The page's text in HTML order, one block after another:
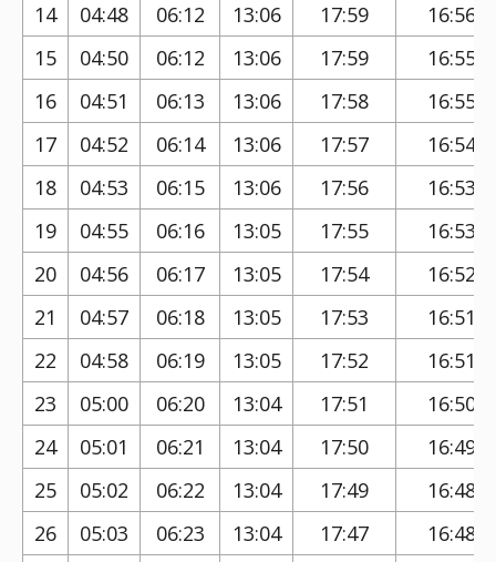
14
04:48 06:12 13:06 17:59
16:56
15
04:50 06:12 13:06 17:59
16:55
16
04:51 06:13 13:06 17:58
16:55
17
04:52 06:14 13:06 17:57
16:54
18
04:53 06:15 13:06 17:56
16:53
19
04:55 06:16 13:05 17:55
16:53
20
04:56 06:17 13:05 17:54
16:52
21
04:57 06:18 13:05 17:53
16:51
22
04:58 06:19 13:05 17:52
16:51
23
05:00 06:20 13:04 17:51
16:50
24
05:01 06:21 13:04 17:50
16:49
25
05:02 06:22 13:04 17:49
16:48
26
05:03 06:23 13:04 17:47
16:48